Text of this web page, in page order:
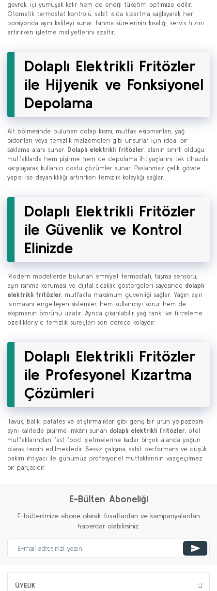
gevrek, içi yumuşak kalır hem de enerji tüketimi optimize edilir.
Otomatik termostat kontrolü, sabit ısıda kızartma sağlayarak her
porsiyonda aynı kaliteyi sunar. Isınma sürelerinin kısalığı, servis hızını
artırırken işletme maliyetlerini azaltır.
Dolaplı Elektrikli Fritözler
ile Hijyenik ve Fonksiyonel
Depolama
Alt bölmesinde bulunan dolap kısmı, mutfak ekipmanları, yağ
bidonları veya temizlik malzemeleri gibi unsurlar için ideal bir
saklama alanı sunar. Dolaplı elektrikli fritözler, alanın sınırlı olduğu
mutfaklarda hem pişirme hem de depolama ihtiyaçlarını tek cihazda
karşılayarak kullanıcı dostu çözümler sunar. Paslanmaz çelik gövde
yapısı ise dayanıklılığı artırırken temizlik kolaylığı sağlar.
Dolaplı Elektrikli Fritözler
ile Güvenlik ve Kontrol
Elinizde
Modern modellerde bulunan emniyet termostatı, taşma sensörü,
aşırı ısınma koruması ve dijital sıcaklık göstergeleri sayesinde dolaplı
elektrikli fritözler, mutfakta maksimum güvenliği sağlar. Yağın aşırı
ısınmasını engelleyen sistemler, hem kullanıcıyı korur hem de
ekipmanın ömrünü uzatır. Ayrıca çıkarılabilir yağ tankı ve filtreleme
özellikleriyle temizlik süreçleri son derece kolaydır.
Dolaplı Elektrikli Fritözler
ile Profesyonel Kızartma
Çözümleri
Tavuk, balık, patates ve atıştırmalıklar gibi geniş bir ürün yelpazesini
aynı kalitede pişirme imkânı sunan dolaplı elektrikli fritözler, otel
mutfaklarından fast food işletmelerine kadar birçok alanda yoğun
olarak tercih edilmektedir. Sessiz çalışma, sabit performans ve düşük
bakım ihtiyacı ile günümüz profesyonel mutfaklarının vazgeçilmez
bir parçasıdır.
E-Bülten Aboneliği
E-bültenimize abone olarak fırsatlardan ve kampanyalardan
haberdar olabilirsiniz.
ÜYELİK